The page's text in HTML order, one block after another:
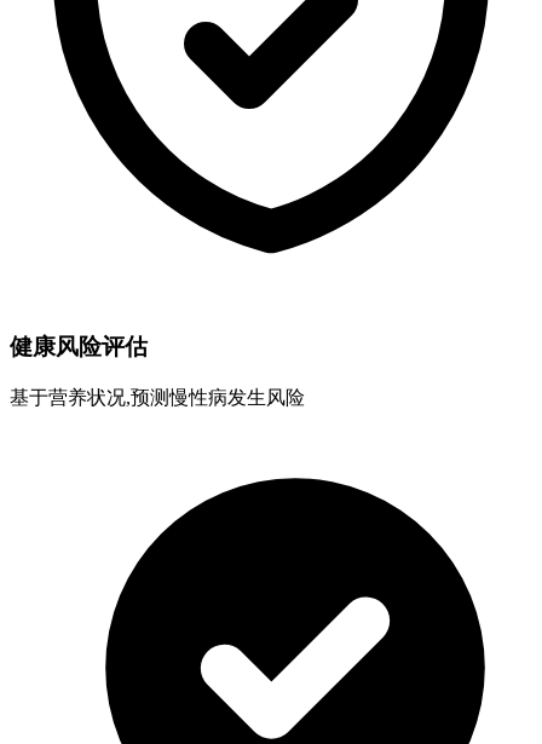
健康风险评估
基于营养状况,预测慢性病发生风险